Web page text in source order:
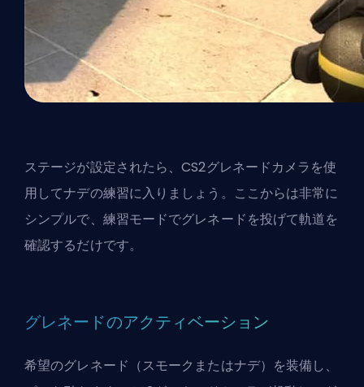
ステージが設定されたら、CS2グレネードカメラを使
用してナデの練習に入りましょう。ここからは非常に
シンプルで、練習モードでグレネードを投げて軌道を
確認するだけです。
グレネードのアクティベーション
希望のグレネード（スモークまたはナデ）を装備し、